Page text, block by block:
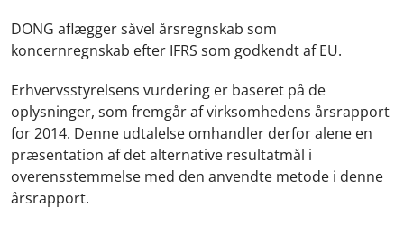
DONG aflægger såvel årsregnskab som
koncernregnskab efter IFRS som godkendt af EU.
Erhvervsstyrelsens vurdering er baseret på de
oplysninger, som fremgår af virksomhedens årsrapport
for 2014. Denne udtalelse omhandler derfor alene en
præsentation af det alternative resultatmål i
overensstemmelse med den anvendte metode i denne
årsrapport.